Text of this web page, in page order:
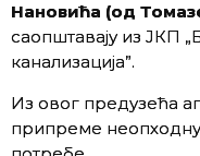
Нановића (од
саопштавају из ЈКП
канализација”.
Из овог предузећа
припреме